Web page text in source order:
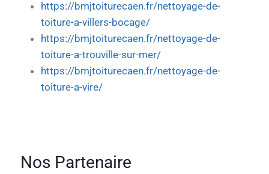
https://bmjtoiturecaen.fr/nettoyage-de-
toiture-a-villers-bocage/
https://bmjtoiturecaen.fr/nettoyage-de-
toiture-a-trouville-sur-mer/
https://bmjtoiturecaen.fr/nettoyage-de-
toiture-a-vire/
Nos Partenaire